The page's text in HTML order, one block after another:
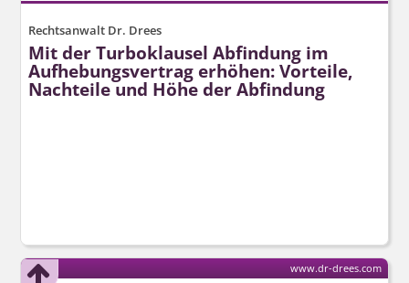
Rechtsanwalt Dr. Drees
Mit der Turboklausel Abfindung im
Aufhebungsvertrag erhöhen: Vorteile,
Nachteile und Höhe der Abfindung
www.dr-drees.com